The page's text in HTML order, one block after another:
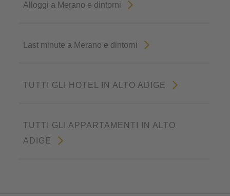
Alloggi a Merano e dintorni
Last minute a Merano e dintorni
TUTTI GLI HOTEL IN ALTO ADIGE
TUTTI GLI APPARTAMENTI IN ALTO
ADIGE